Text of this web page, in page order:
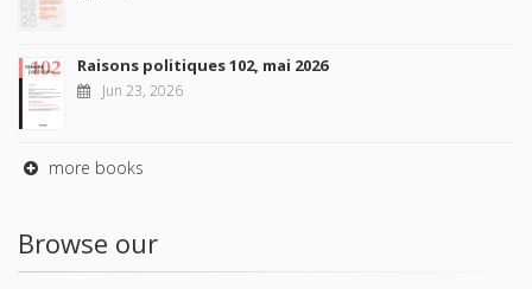
Raisons politiques 102, mai 2026
Jun 23, 2026
more books
Browse our